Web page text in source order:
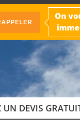
On
DEVIS